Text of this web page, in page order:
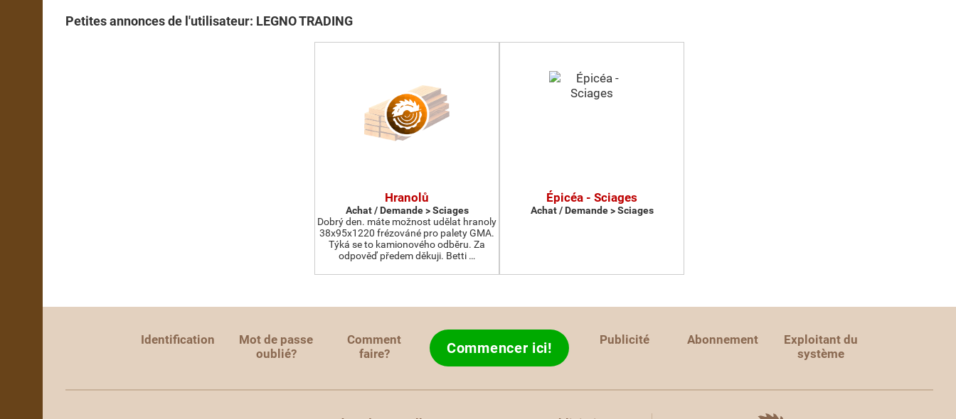
Petites annonces de l'utilisateur: LEGNO TRADING
Hranolů
Achat / Demande > Sciages
Dobrý den. máte možnost udělat hranoly
38x95x1220 frézováné pro palety GMA.
Týká se to kamionového odběru. Za
odpověď předem děkuji. Betti …
Épicéa - Sciages
Achat / Demande > Sciages
Identification
Mot de passe
oublié?
Comment
faire?
Commencer ici! Publicité Abonnement
Exploitant du
système